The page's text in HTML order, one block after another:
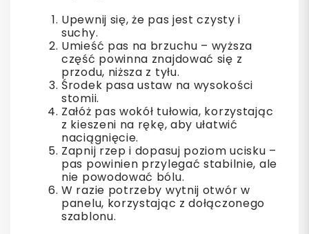
Upewnij się, że pas jest czysty i
suchy.
Umieść pas na brzuchu – wyższa
część powinna znajdować się z
przodu, niższa z tyłu.
Środek pasa ustaw na wysokości
stomii.
Załóż pas wokół tułowia, korzystając
z kieszeni na rękę, aby ułatwić
naciągnięcie.
Zapnij rzep i dopasuj poziom ucisku –
pas powinien przylegać stabilnie, ale
nie powodować bólu.
W razie potrzeby wytnij otwór w
panelu, korzystając z dołączonego
szablonu.